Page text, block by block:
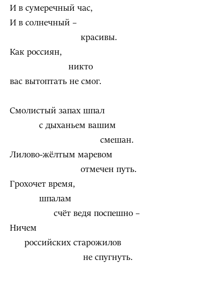
И в сумеречный час,
И в солнечный –
красивы.
Как россиян,
никто
вас вытоптать не смог.
Смолистый запах шпал
с дыханьем вашим
смешан.
Лилово-жёлтым маревом
отмечен путь.
Грохочет время,
шпалам
счёт ведя поспешно –
Ничем
российских старожилов
не спугнуть.